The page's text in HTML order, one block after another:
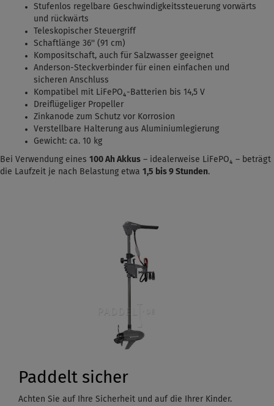
Stufenlos regelbare Geschwindigkeitssteuerung vorwärts
und rückwärts
Teleskopischer Steuergriff
Schaftlänge 36'' (91 cm)
Kompositschaft, auch für Salzwasser geeignet
Anderson-Steckverbinder für einen einfachen und
sicheren Anschluss
Kompatibel mit LiFePO₄-Batterien bis 14,5 V
Dreiflügeliger Propeller
Zinkanode zum Schutz vor Korrosion
Verstellbare Halterung aus Aluminiumlegierung
Gewicht: ca. 10 kg
Bei Verwendung eines 100 Ah Akkus – idealerweise LiFePO₄ – beträgt
die Laufzeit je nach Belastung etwa 1,5 bis 9 Stunden.
Paddelt sicher
Achten Sie auf Ihre Sicherheit und auf die Ihrer Kinder.